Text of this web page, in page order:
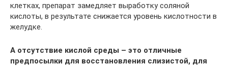
клетках, препарат замедляет выработку соляной
кислоты, в результате снижается уровень кислотности в
желудке.
А отсутствие кислой среды – это отличные
предпосылки для восстановления слизистой, для